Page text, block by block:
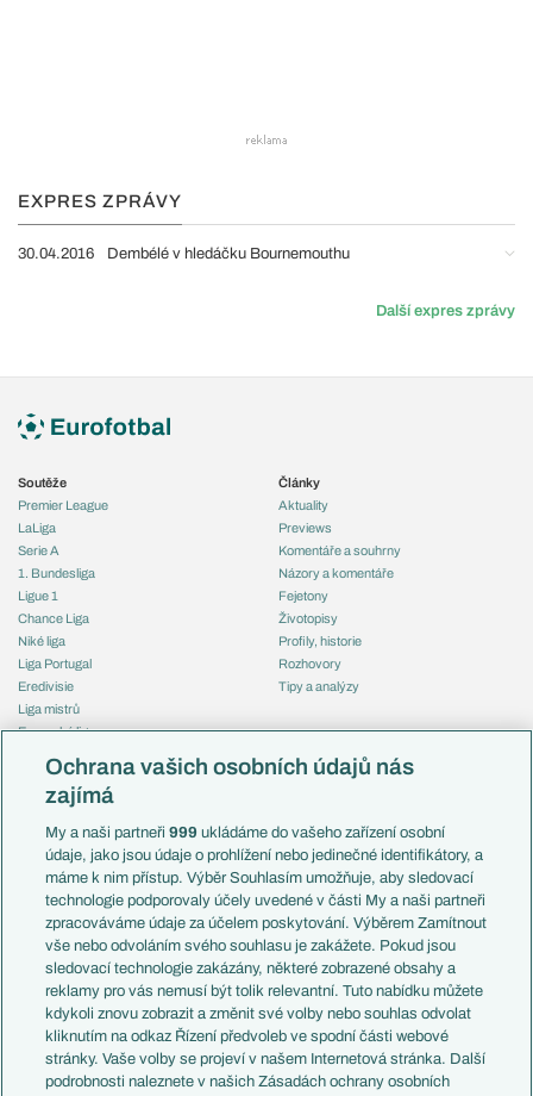
EXPRES ZPRÁVY
30.04.2016 Dembélé v hledáčku Bournemouthu
Další expres zprávy
Soutěže
Premier League
LaLiga
Serie A
1. Bundesliga
Ligue 1
Chance Liga
Niké liga
Liga Portugal
Eredivisie
Liga mistrů
Evropská liga
Mistrovství světa
Liga národů
Témata
Představení týmů MS
EuroSkauting
PL v kostce
Evropské koeficienty
Přestupy
Přestupové spekulace
Zranění
Kluby
Arsenal FC
Články
Aktuality
Previews
Komentáře a souhrny
Názory a komentáře
Fejetony
Životopisy
Profily, historie
Rozhovory
Tipy a analýzy
Česko
Francie
Itálie
Německo
Španělsko
Argentina
Brazílie
Přestupy
Zápasy
Livescore
Tipovací soutěž
Ochrana vašich osobních údajů nás
zajímá
My a naši partneři999 ukládáme do vašeho zařízení osobní
údaje, jako jsou údaje o prohlížení nebo jedinečné identifikátory, a
máme k nim přístup. Výběr Souhlasím umožňuje, aby sledovací
technologie podporovaly účely uvedené v části My a naši partneři
zpracováváme údaje za účelem poskytování. Výběrem Zamítnout
vše nebo odvoláním svého souhlasu je zakážete. Pokud jsou
sledovací technologie zakázány, některé zobrazené obsahy a
reklamy pro vás nemusí být tolik relevantní. Tuto nabídku můžete
kdykoli znovu zobrazit a změnit své volby nebo souhlas odvolat
kliknutím na odkaz Řízení předvoleb ve spodní části webové
stránky. Vaše volby se projeví v našem Internetová stránka. Další
podrobnosti naleznete v našich Zásadách ochrany osobních